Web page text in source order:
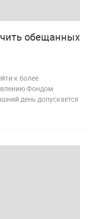
обещанных
к более
Фондом
день допускается